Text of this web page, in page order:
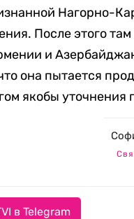
Нагорно-
После этого там
и
она пытается
якобы уточнения
в Telegram